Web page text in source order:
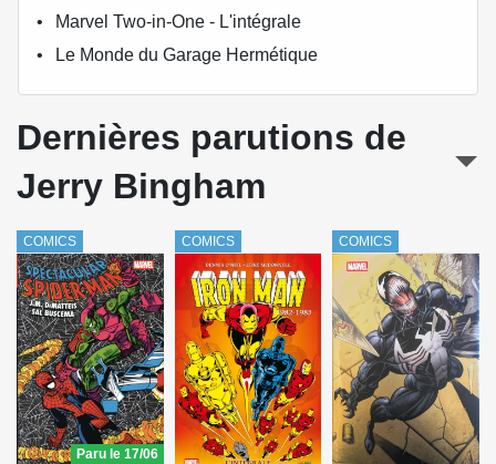
Marvel Two-in-One - L'intégrale
Le Monde du Garage Hermétique
Dernières parutions de
Jerry Bingham
COMICS
Paru le 17/06
COMICS COMICS